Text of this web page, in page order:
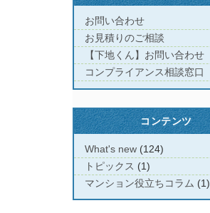
お問い合わせ
お見積りのご相談
【下地くん】お問い合わせ
コンプライアンス相談窓口
コンテンツ
What's new (124)
トピックス (1)
マンション役立ちコラム (1)